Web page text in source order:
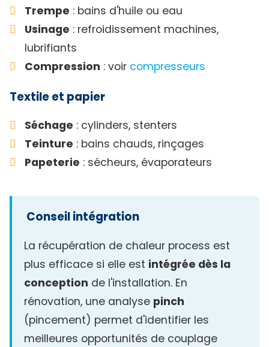
Trempe : bains d'huile ou eau
Usinage : refroidissement machines,
lubrifiants
Compression : voir compresseurs
Textile et papier
Séchage : cylinders, stenters
Teinture : bains chauds, rinçages
Papeterie : sécheurs, évaporateurs
Conseil intégration
La récupération de chaleur process est
plus efficace si elle est intégrée dès la
conception de l'installation. En
rénovation, une analyse pinch
(pincement) permet d'identifier les
meilleures opportunités de couplage